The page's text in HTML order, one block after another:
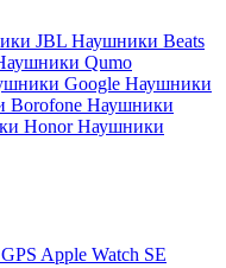
JBL Наушники Beats
Qumo
Google Наушники
Borofone Наушники
Honor Наушники
Apple Watch SE